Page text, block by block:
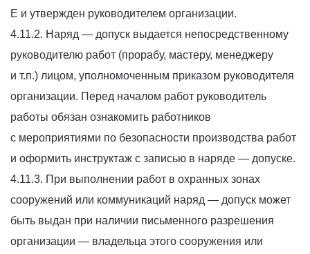
Е и утвержден руководителем организации.
4.11.2. Наряд — допуск выдается непосредственному
руководителю работ (прорабу, мастеру, менеджеру
и т.п.) лицом, уполномоченным приказом руководителя
организации. Перед началом работ руководитель
работы обязан ознакомить работников
с мероприятиями по безопасности производства работ
и оформить инструктаж с записью в наряде — допуске.
4.11.3. При выполнении работ в охранных зонах
сооружений или коммуникаций наряд — допуск может
быть выдан при наличии письменного разрешения
организации — владельца этого сооружения или